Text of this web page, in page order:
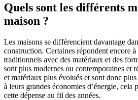
Quels sont les différents
maison ?
Les maisons se différencient davantage
construction. Certaines répondent encore à
traditionnels avec des matériaux et des
sont plus modernes ou contemporaines et
et matériaux plus évolués et sont donc
à leurs grandes économies d’énergie, cela
cette dépense au fil des années.